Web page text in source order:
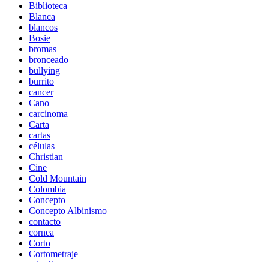
Biblioteca
Blanca
blancos
Bosie
bromas
bronceado
bullying
burrito
cancer
Cano
carcinoma
Carta
cartas
células
Christian
Cine
Cold Mountain
Colombia
Concepto
Concepto Albinismo
contacto
cornea
Corto
Cortometraje